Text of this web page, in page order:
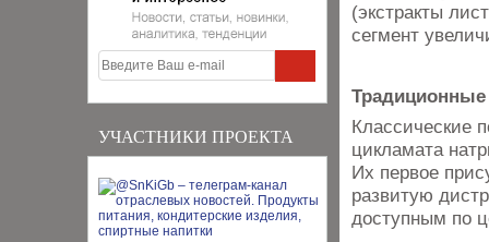
УЧАСТНИКИ ПРОЕКТА
(экстракты
сегмент
Традиционные
Классические
цикламата
Их первое
развитую
доступным по